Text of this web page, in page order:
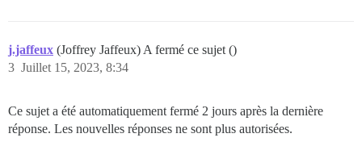
j.jaffeux (Joffrey Jaffeux) A fermé ce sujet ()
Juillet 15, 2023, 8:34
3
Ce sujet a été automatiquement fermé 2 jours après la dernière
réponse. Les nouvelles réponses ne sont plus autorisées.